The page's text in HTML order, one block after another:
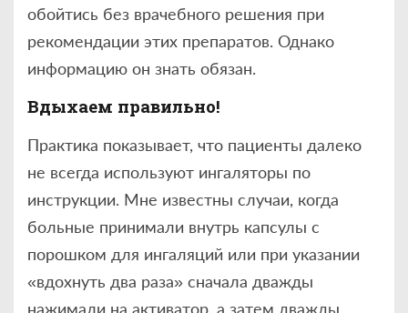
обойтись без врачебного решения при
рекомендации этих препаратов. Однако
информацию он знать обязан.
Вдыхаем правильно!
Практика показывает, что пациенты далеко
не всегда используют ингаляторы по
инструкции. Мне известны случаи, когда
больные принимали внутрь капсулы с
порошком для ингаляций или при указании
«вдохнуть два раза» сначала дважды
нажимали на активатор, а затем дважды